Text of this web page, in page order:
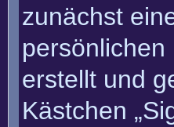
zunächst
erstellt und
Kästchen